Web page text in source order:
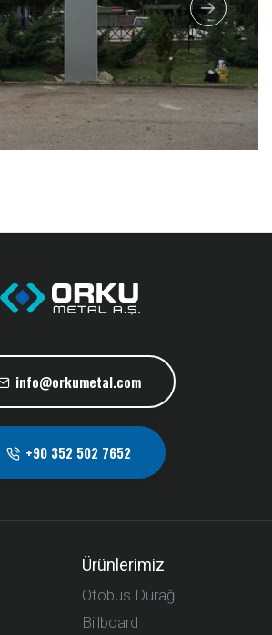
info@orkumetal.com
+90 352 502 7652
Ürünlerimiz
Otobüs Durağı
Billboard